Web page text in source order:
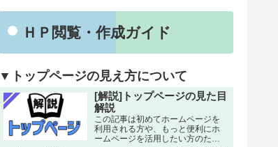
ＨＰ閲覧・作成ガイド
▼トップページの見え方について
[解説]トップページの見た目
解説
この記事は初めてホームページを
利用される方や、もっと便利にホ
ームページを活用したい方のため